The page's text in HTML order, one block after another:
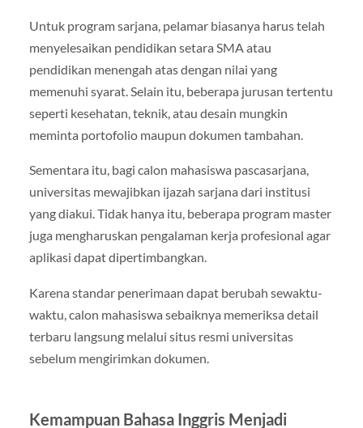
Untuk program sarjana, pelamar biasanya harus telah
menyelesaikan pendidikan setara SMA atau
pendidikan menengah atas dengan nilai yang
memenuhi syarat. Selain itu, beberapa jurusan tertentu
seperti kesehatan, teknik, atau desain mungkin
meminta portofolio maupun dokumen tambahan.
Sementara itu, bagi calon mahasiswa pascasarjana,
universitas mewajibkan ijazah sarjana dari institusi
yang diakui. Tidak hanya itu, beberapa program master
juga mengharuskan pengalaman kerja profesional agar
aplikasi dapat dipertimbangkan.
Karena standar penerimaan dapat berubah sewaktu-
waktu, calon mahasiswa sebaiknya memeriksa detail
terbaru langsung melalui situs resmi universitas
sebelum mengirimkan dokumen.
Kemampuan Bahasa Inggris Menjadi